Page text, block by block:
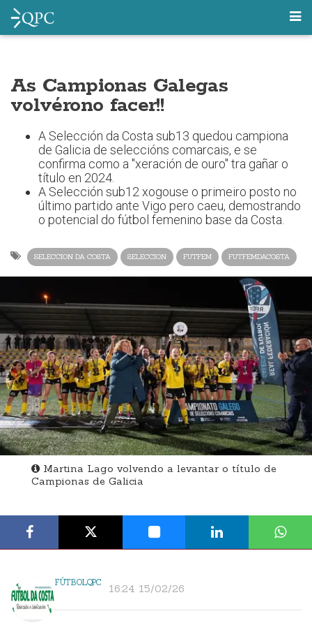
As Campionas Galegas
volvérono facer!!
A Selección da Costa sub13 quedou campiona
de Galicia de seleccións comarcais, e se
confirma como a "xeración de ouro" tra gañar o
título en 2024.
A Selección sub12 xogouse o primeiro posto no
último partido ante Vigo pero caeu, demostrando
o potencial do fútbol femenino base da Costa.
SELECCION DA COSTA SELECCION FUTFEM FUTFEMDACOSTA
Martina Lago volvendo a levantar o título de
Campionas de Galicia
FÚTBOLQPC 16:24 15/02/26